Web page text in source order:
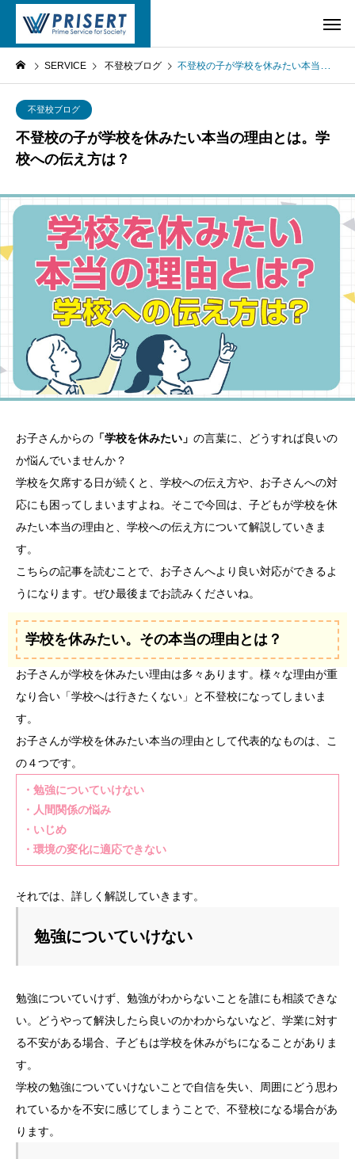
SERVICE 不登校ブログ 不登校の子が学校を休みたい本当の理由とは。学校への伝え方は？
不登校ブログ
不登校の子が学校を休みたい本当の理由とは。学
校への伝え方は？
お子さんからの 「学校を休みたい」 の言葉に、どうすれば良いの
か悩んでいませんか？
学校を欠席する日が続くと、学校への伝え方や、お子さんへの対
応にも困ってしまいますよね。そこで今回は、子どもが学校を休
みたい本当の理由と、学校への伝え方について解説していきま
す。
こちらの記事を読むことで、お子さんへより良い対応ができるよ
うになります。ぜひ最後までお読みくださいね。
学校を休みたい。その本当の理由とは？
お子さんが学校を休みたい理由は多々あります。様々な理由が重
なり合い「学校へは行きたくない」と不登校になってしまいま
す。
お子さんが学校を休みたい本当の理由として代表的なものは、こ
の４つです。
・勉強についていけない
・人間関係の悩み
・いじめ
・環境の変化に適応できない
それでは、詳しく解説していきます。
勉強についていけない
勉強についていけず、勉強がわからないことを誰にも相談できな
い。どうやって解決したら良いのかわからないなど、学業に対す
る不安がある場合、子どもは学校を休みがちになることがありま
す。
学校の勉強についていけないことで自信を失い、周囲にどう思わ
れているかを不安に感じてしまうことで、不登校になる場合があ
ります。